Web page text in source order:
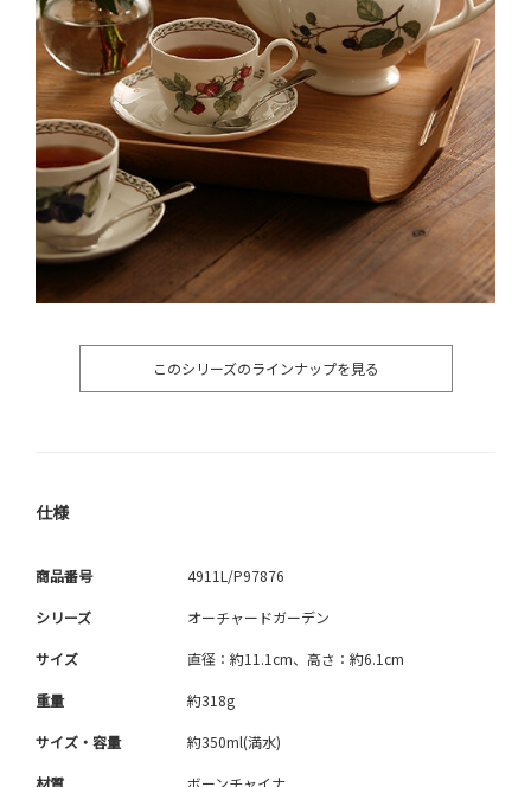
このシリーズのラインナップを見る
仕様
商品番号 4911L/P97876
シリーズ オーチャードガーデン
サイズ 直径：約11.1cm、高さ：約6.1cm
重量 約318g
サイズ・容量 約350ml(満水)
材質 ボーンチャイナ